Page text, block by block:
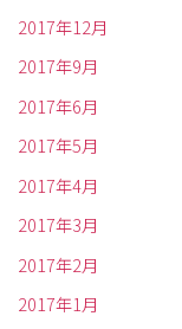
2017年12月
2017年9月
2017年6月
2017年5月
2017年4月
2017年3月
2017年2月
2017年1月